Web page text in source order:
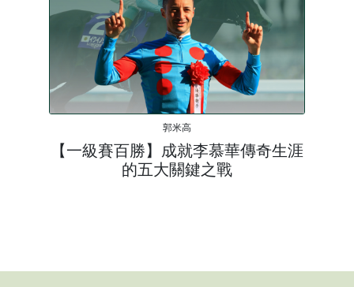
郭米高
【一級賽百勝】成就李慕華傳奇生涯
的五大關鍵之戰